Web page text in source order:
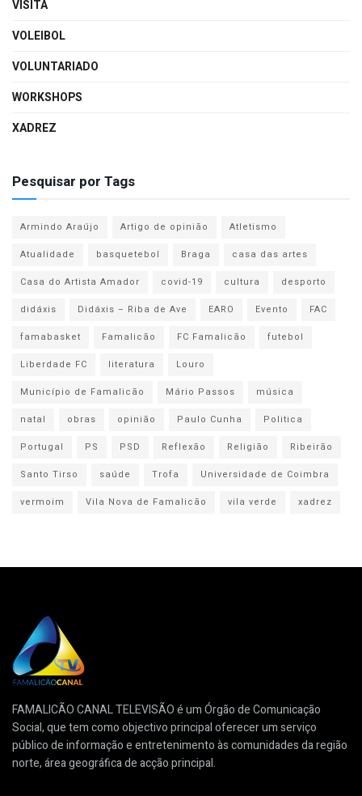
VISITA
VOLEIBOL
VOLUNTARIADO
WORKSHOPS
XADREZ
Pesquisar por Tags
Armindo Araújo Artigo de opinião
Atletismo
Atualidade
basquetebol Braga
casa das artes
Casa do Artista Amador
covid-19 cultura
desporto
didáxis
Didáxis – Riba de Ave EARO Evento
FAC
famabasket
Famalicão FC Famalicão
futebol
Liberdade FC
literatura
Louro
Município de Famalicão
Mário Passos
música
natal
obras opinião Paulo Cunha
Politica
Portugal
PS PSD Reflexão Religião
Ribeirão
Santo Tirso
saúde Trofa
Universidade de Coimbra
vermoim
Vila Nova de Famalicão vila verde xadrez
FAMALICÃO CANAL TELEVISÃO é um Órgão de Comunicação
Social, que tem como objectivo principal oferecer um serviço
público de informação e entretenimento às comunidades da região
norte, área geográfica de acção principal.